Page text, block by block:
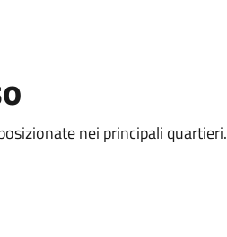
nei principali quartieri.